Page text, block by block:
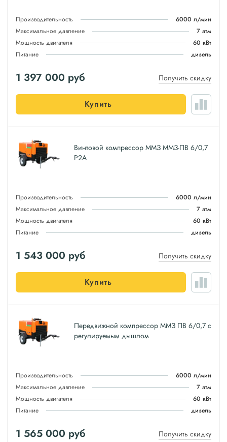
Производительность
6000 л/мин
Максимальное давление
7 атм
Мощность двигателя
60 кВт
Питание
дизель
1 397 000 руб Получить скидку
Купить
Винтовой компрессор ММЗ ММЗ-ПВ 6/0,7
Р2А
Производительность
6000 л/мин
Максимальное давление
7 атм
Мощность двигателя
60 кВт
Питание
дизель
1 543 000 руб Получить скидку
Купить
Передвижной компрессор ММЗ ПВ 6/0,7 с
регулируемым дышлом
Производительность
6000 л/мин
Максимальное давление
7 атм
Мощность двигателя
60 кВт
Питание
дизель
1 565 000 руб Получить скидку